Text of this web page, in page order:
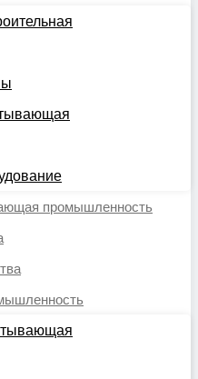
промышленность